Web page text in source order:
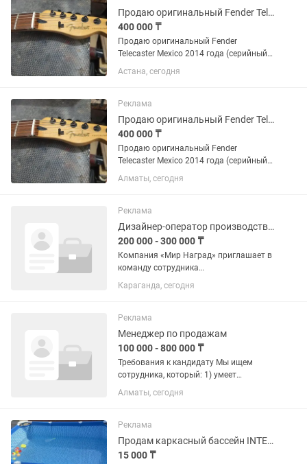
Продаю оригинальный Fender Telecaster Mexico 2014 года
400 000 ₸
Продаю оригинальный Fender
Telecaster Mexico 2014 года (серийный
номер MX14512846). Гитара
профессионально кастомизирована:
Hipshot, два хамбакера, а также
высокие...
Астана, сегодня
Реклама
Продаю оригинальный Fender Telecaster Mexico 2014 года
400 000 ₸
Продаю оригинальный Fender
Telecaster Mexico 2014 года (серийный
номер MX14512846). Гитара
профессионально кастомизирована:
Hipshot, два хамбакера, а также
высокие...
Алматы, сегодня
Реклама
Дизайнер-оператор производственного оборудования
200 000 - 300 000 ₸
Компания «Мир Наград» приглашает в
команду сотрудника
производственного цеха. Мы
занимаемся изготовлением наградной
ответственного сотрудника, который
готов совмещать...
Караганда, сегодня
Реклама
Менеджер по продажам
100 000 - 800 000 ₸
Требования к кандидату Мы ищем
сотрудника, который: 1) умеет
работать с большим объёмом
информации и быстро
2) заинтересован в долгосрочной и
стабильной...
Алматы, сегодня
Реклама
Продам каркасный бассейн INTEX 22015060 см
15 000 ₸